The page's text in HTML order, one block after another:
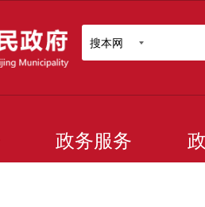
搜本网
政务服务